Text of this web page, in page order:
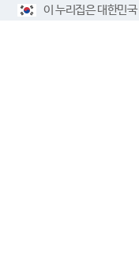
이 누리집은 대한민